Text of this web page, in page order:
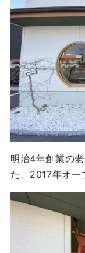
明治4年創業の
た、2017年オー